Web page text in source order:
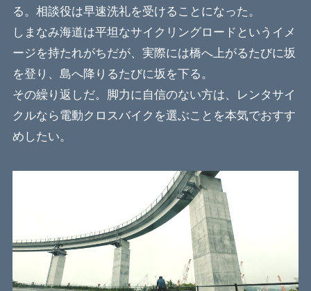
る。相談役は早速洗礼を受けることになった。
しまなみ海道は平坦なサイクリングロードというイメ
ージを持たれがちだが、実際には橋へ上がるたびに坂
を登り、島へ降りるたびに坂を下る。
その繰り返しだ。脚力に自信のない方は、レンタサイ
クルなら電動クロスバイクを選ぶことを本気でおすす
めしたい。